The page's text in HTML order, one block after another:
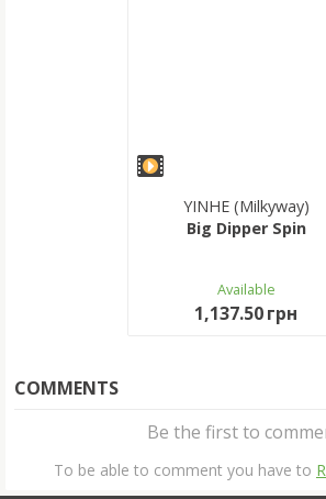
YINHE (Milkyway)
Big Dipper Spin
Available
1,137.50 грн
COMMENTS
Be the first to
To be able to comment you have to